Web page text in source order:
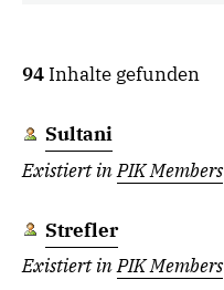
94 Inhalte gefunden
Sultani
Existiert inPIK Members
Strefler
Existiert inPIK Members